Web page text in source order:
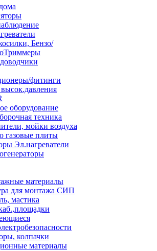
Бензо/
фитинги
оборудование
техника
мойки воздуха
газовые плиты
Эл.нагреватели
материалы
для монтажа СИП
мастика
колпачки
материалы